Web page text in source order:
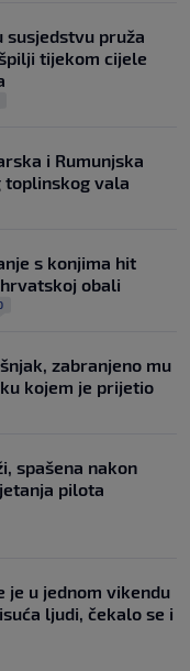
susjedstvu pruža
tijekom cijele
i Rumunjska
toplinskog vala
s konjima hit
obali
zabranjeno mu
kojem je prijetio
spašena nakon
pilota
je u jednom vikendu
ljudi, čekalo se i